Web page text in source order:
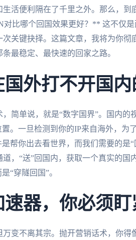
活便利隔在了千里之外。那么，到
对比哪个回国效果更好？** 这不仅
关键抉择。这篇文章，我将为你
最稳定、最快速的回家之路。
外打不开国内
简单说，就是“数字国界”。国内
。一旦检测到你的IP来自海外，为
帮你出去看世界，而我们需要的是
，“送”回国内，获取一个真实的国
“穿隧回国”。
速器，你必须
变不离其宗。抛开营销话术，你得